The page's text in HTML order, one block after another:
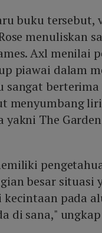
buku tersebut,
menuliskan
Axl menilai
piawai dalam
sangat
menyumbang
yakni The
besar situasi
pada
di sana," ungkap